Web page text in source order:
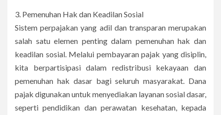
3. Pemenuhan Hak dan Keadilan Sosial
Sistem perpajakan yang adil dan transparan merupakan
salah satu elemen penting dalam pemenuhan hak dan
keadilan sosial. Melalui pembayaran pajak yang disiplin,
kita berpartisipasi dalam redistribusi kekayaan dan
pemenuhan hak dasar bagi seluruh masyarakat. Dana
pajak digunakan untuk menyediakan layanan sosial dasar,
seperti pendidikan dan perawatan kesehatan, kepada